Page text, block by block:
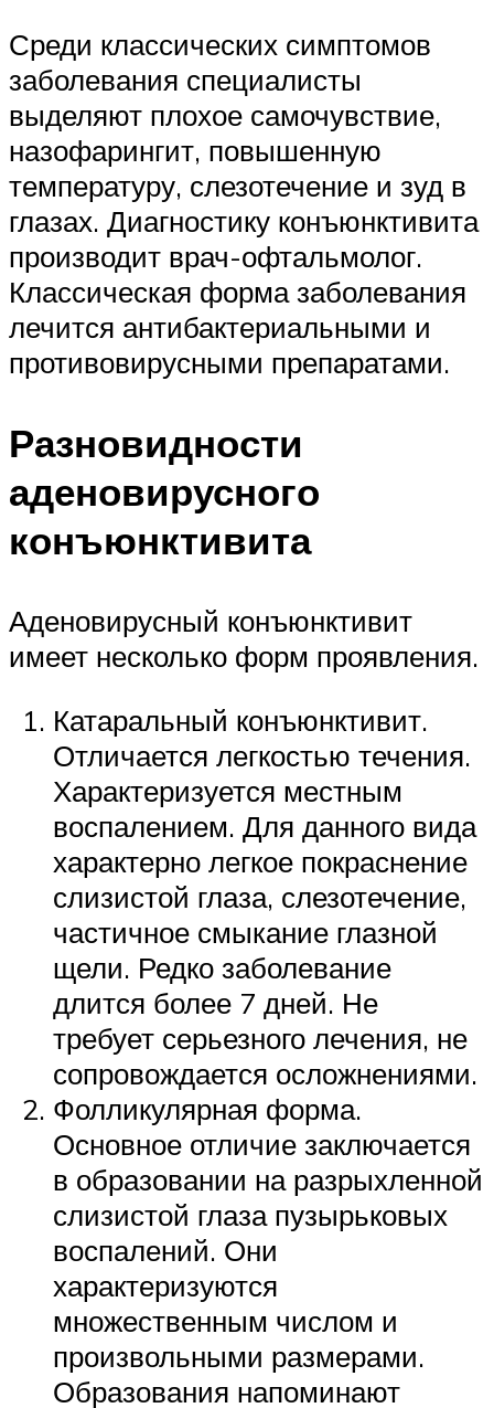
Среди классических симптомов
заболевания специалисты
выделяют плохое самочувствие,
назофарингит, повышенную
температуру, слезотечение и зуд в
глазах. Диагностику конъюнктивита
производит врач-офтальмолог.
Классическая форма заболевания
лечится антибактериальными и
противовирусными препаратами.
Разновидности
аденовирусного
конъюнктивита
Аденовирусный конъюнктивит
имеет несколько форм проявления.
Катаральный конъюнктивит.
Отличается легкостью течения.
Характеризуется местным
воспалением. Для данного вида
характерно легкое покраснение
слизистой глаза, слезотечение,
частичное смыкание глазной
щели. Редко заболевание
длится более 7 дней. Не
требует серьезного лечения, не
сопровождается осложнениями.
Фолликулярная форма.
Основное отличие заключается
в образовании на разрыхленной
слизистой глаза пузырьковых
воспалений. Они
характеризуются
множественным числом и
произвольными размерами.
Образования напоминают